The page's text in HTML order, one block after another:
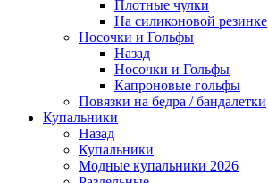
Плотные чулки
На силиконовой резинке
Носочки и Гольфы
Назад
Носочки и Гольфы
Капроновые гольфы
Повязки на бедра / бандалетки
Купальники
Назад
Купальники
Модные купальники 2026